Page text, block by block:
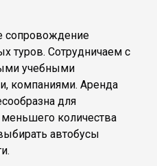
сопровождение
туров. Сотрудничаем с
учебными
компаниями. Аренда
для
количества
автобусы